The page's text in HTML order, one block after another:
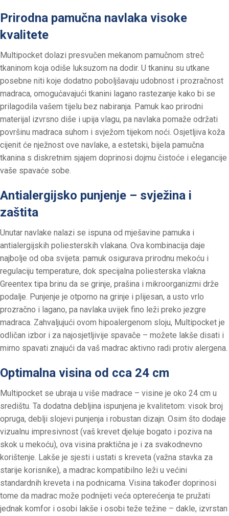
Prirodna pamučna navlaka visoke
kvalitete
Multipocket dolazi presvučen mekanom pamučnom streč
tkaninom koja odiše luksuzom na dodir. U tkaninu su utkane
posebne niti koje dodatno poboljšavaju udobnost i prozračnost
madraca, omogućavajući tkanini lagano rastezanje kako bi se
prilagodila vašem tijelu bez nabiranja. Pamuk kao prirodni
materijal izvrsno diše i upija vlagu, pa navlaka pomaže održati
površinu madraca suhom i svježom tijekom noći. Osjetljiva koža
cijenit će nježnost ove navlake, a estetski, bijela pamučna
tkanina s diskretnim sjajem doprinosi dojmu čistoće i elegancije
vaše spavaće sobe.
Antialergijsko punjenje – svježina i
zaštita
Unutar navlake nalazi se ispuna od mješavine pamuka i
antialergijskih poliesterskih vlakana. Ova kombinacija daje
najbolje od oba svijeta: pamuk osigurava prirodnu mekoću i
regulaciju temperature, dok specijalna poliesterska vlakna
Greentex tipa brinu da se grinje, prašina i mikroorganizmi drže
podalje. Punjenje je otporno na grinje i plijesan, a usto vrlo
prozračno i lagano, pa navlaka uvijek fino leži preko jezgre
madraca. Zahvaljujući ovom hipoalergenom sloju, Multipocket je
odličan izbor i za najosjetljivije spavače – možete lakše disati i
mirno spavati znajući da vaš madrac aktivno radi protiv alergena.
Optimalna visina od cca 24 cm
Multipocket se ubraja u više madrace – visine je oko 24 cm u
središtu. Ta dodatna debljina ispunjena je kvalitetom: visok broj
opruga, deblji slojevi punjenja i robustan dizajn. Osim što dodaje
vizualnu impresivnost (vaš krevet djeluje bogato i poziva na
skok u mekoću), ova visina praktična je i za svakodnevno
korištenje. Lakše je sjesti i ustati s kreveta (važna stavka za
starije korisnike), a madrac kompatibilno leži u većini
standardnih kreveta i na podnicama. Visina također doprinosi
tome da madrac može podnijeti veća opterećenja te pružati
jednak komfor i osobi lakše i osobi teže težine – dakle, izvrstan